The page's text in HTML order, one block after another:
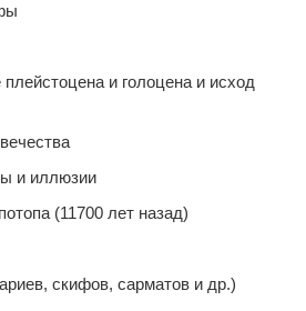
и голоцена и исход
и иллюзии
(11700 лет назад)
скифов, сарматов и др.)